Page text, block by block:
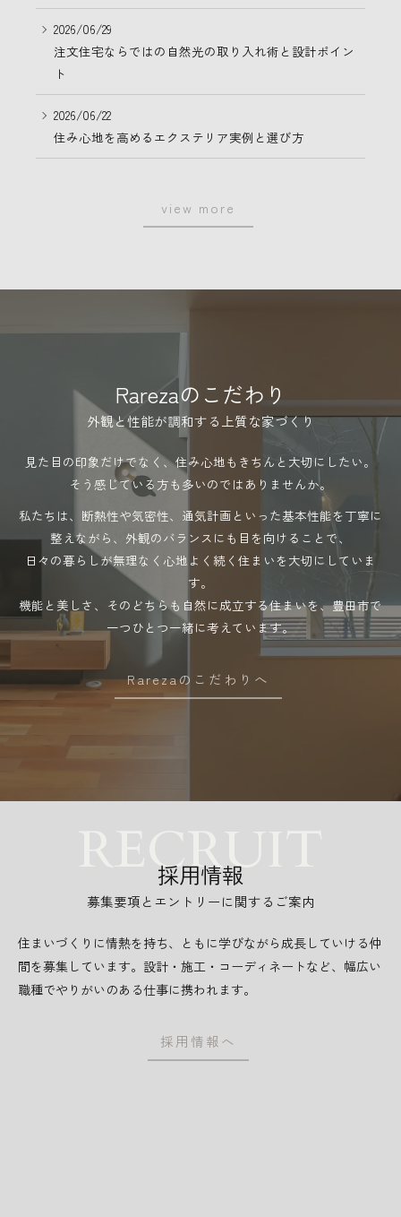
2026/06/29
注文住宅ならではの自然光の取り入れ術と設計ポイン
ト
2026/06/22
住み心地を高めるエクステリア実例と選び方
view more
外観と性能が調和する上質な家づくり
Rarezaのこだわり
見た目の印象だけでなく、住み心地もきちんと大切にしたい。
そう感じている方も多いのではありませんか。
私たちは、断熱性や気密性、通気計画といった基本性能を丁寧に
整えながら、外観のバランスにも目を向けることで、
日々の暮らしが無理なく心地よく続く住まいを大切にしていま
す。
機能と美しさ、そのどちらも自然に成立する住まいを、豊田市で
一つひとつ一緒に考えています。
Rarezaのこだわりへ
募集要項とエントリーに関するご案内
採用情報
住まいづくりに情熱を持ち、ともに学びながら成長していける仲
間を募集しています。設計・施工・コーディネートなど、幅広い
職種でやりがいのある仕事に携われます。
採用情報へ